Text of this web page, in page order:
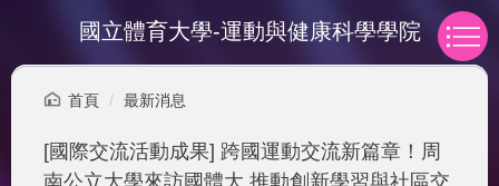
主
國立體育大學-運動與健康科學學院
首頁 最新消息
[國際交流活動成果] 跨國運動交流新篇章！周